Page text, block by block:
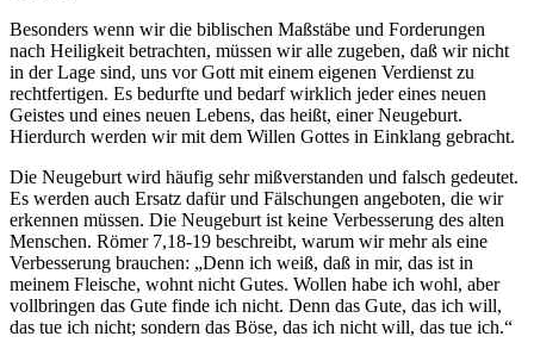
Besonders wenn wir die biblischen Maßstäbe und Forderungen
nach Heiligkeit betrachten, müssen wir alle zugeben, daß wir nicht
in der Lage sind, uns vor Gott mit einem eigenen Verdienst zu
rechtfertigen. Es bedurfte und bedarf wirklich jeder eines neuen
Geistes und eines neuen Lebens, das heißt, einer Neugeburt.
Hierdurch werden wir mit dem Willen Gottes in Einklang gebracht.
Die Neugeburt wird häufig sehr mißverstanden und falsch gedeutet.
Es werden auch Ersatz dafür und Fälschungen angeboten, die wir
erkennen müssen. Die Neugeburt ist keine Verbesserung des alten
Menschen. Römer 7,18-19 beschreibt, warum wir mehr als eine
Verbesserung brauchen: „Denn ich weiß, daß in mir, das ist in
meinem Fleische, wohnt nicht Gutes. Wollen habe ich wohl, aber
vollbringen das Gute finde ich nicht. Denn das Gute, das ich will,
das tue ich nicht; sondern das Böse, das ich nicht will, das tue ich.“